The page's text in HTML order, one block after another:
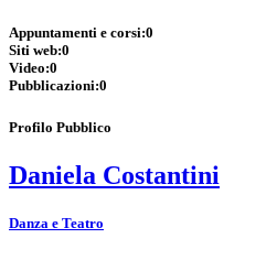
Appuntamenti e corsi:0
Siti web:0
Video:0
Pubblicazioni:0
Profilo Pubblico
Daniela Costantini
Danza e Teatro